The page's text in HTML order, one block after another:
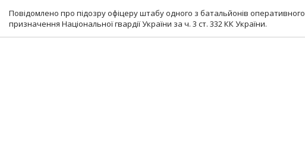
Повідомлено про підозру офіцеру штабу одного з батальйонів оперативного
призначення Національної гвардії України за ч. 3 ст. 332 КК України.